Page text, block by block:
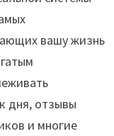
вашу жизнь
дня, отзывы
и многие